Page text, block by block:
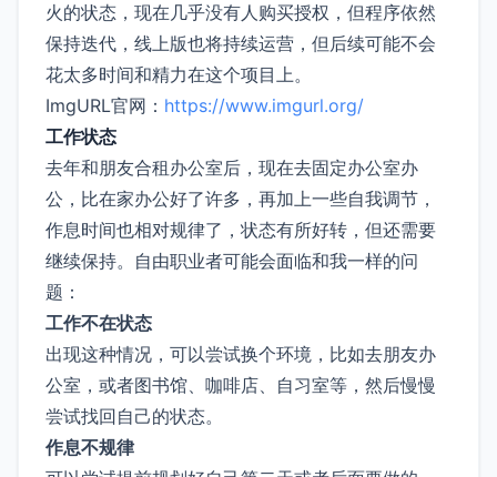
火的状态，现在几乎没有人购买授权，但程序依然
保持迭代，线上版也将持续运营，但后续可能不会
花太多时间和精力在这个项目上。
ImgURL官网： https://www.imgurl.org/
工作状态
去年和朋友合租办公室后，现在去固定办公室办
公，比在家办公好了许多，再加上一些自我调节，
作息时间也相对规律了，状态有所好转，但还需要
继续保持。自由职业者可能会面临和我一样的问
题：
工作不在状态
出现这种情况，可以尝试换个环境，比如去朋友办
公室，或者图书馆、咖啡店、自习室等，然后慢慢
尝试找回自己的状态。
作息不规律